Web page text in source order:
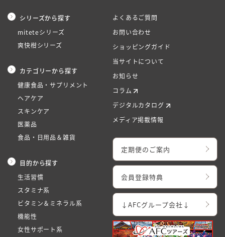
シリーズから探す
miteteシリーズ
爽快柑シリーズ
カテゴリーから探す
健康食品・サプリメント
ヘアケア
スキンケア
医薬品
食品・日用品＆雑貨
目的から探す
生活習慣
スタミナ系
ビタミン＆ミネラル系
機能性
女性サポート系
よくあるご質問
お問い合わせ
ショッピングガイド
当サイトについて
お知らせ
コラム
デジタルカタログ
メディア掲載情報
定期便のご案内
会員登録特典
↓AFCグループ会社↓